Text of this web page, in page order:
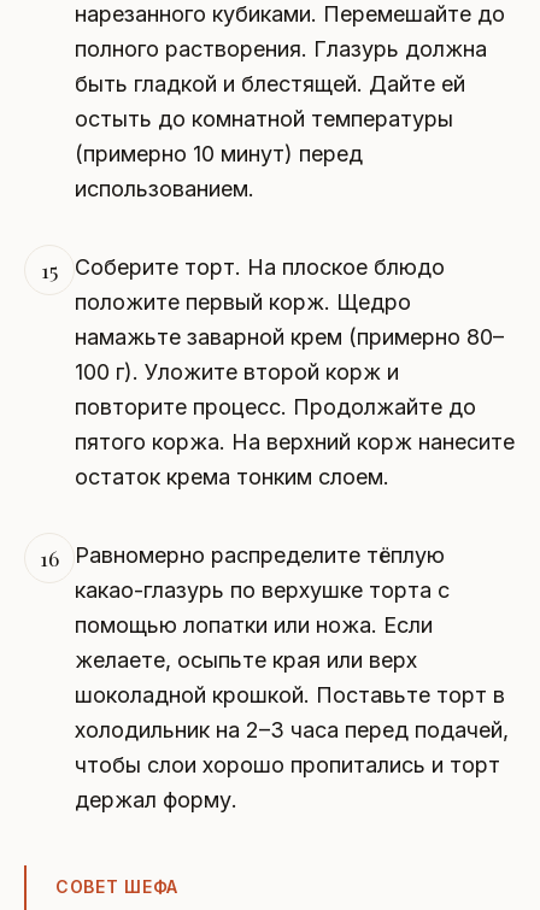
нарезанного кубиками. Перемешайте до
полного растворения. Глазурь должна
быть гладкой и блестящей. Дайте ей
остыть до комнатной температуры
(примерно 10 минут) перед
использованием.
15
Соберите торт. На плоское блюдо
положите первый корж. Щедро
намажьте заварной крем (примерно 80–
100 г). Уложите второй корж и
повторите процесс. Продолжайте до
пятого коржа. На верхний корж нанесите
остаток крема тонким слоем.
16
Равномерно распределите тёплую
какао-глазурь по верхушке торта с
помощью лопатки или ножа. Если
желаете, осыпьте края или верх
шоколадной крошкой. Поставьте торт в
холодильник на 2–3 часа перед подачей,
чтобы слои хорошо пропитались и торт
держал форму.
СОВЕТ ШЕФА